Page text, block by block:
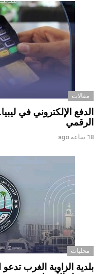
مقالات
الدفع الإلكتروني في
الرقمي ‏
18 ساعة ago
محليات
بلدية الزاوية الغرب